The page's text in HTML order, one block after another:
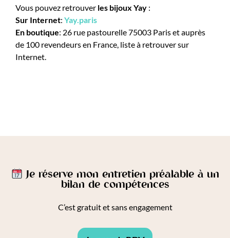
Vous pouvez retrouver les bijoux Yay :
Sur Internet: Yay.paris
En boutique: 26 rue pastourelle 75003 Paris et auprès
de 100 revendeurs en France, liste à retrouver sur
Internet.
Je réserve mon entretien préalable à un
bilan de compétences
C’est gratuit et sans engagement